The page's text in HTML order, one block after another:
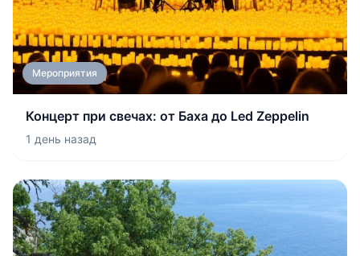
Мероприятия
Концерт при свечах: от Баха до Led Zeppelin
1 день назад